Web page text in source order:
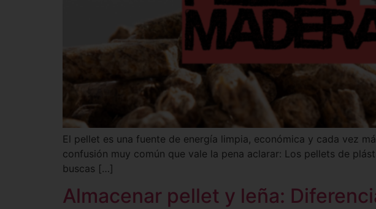
El pellet es una fuente de energía limpia, económica y cada vez
confusión muy común que vale la pena aclarar: Los pellets de
buscas […]
Almacenar pellet y leña: